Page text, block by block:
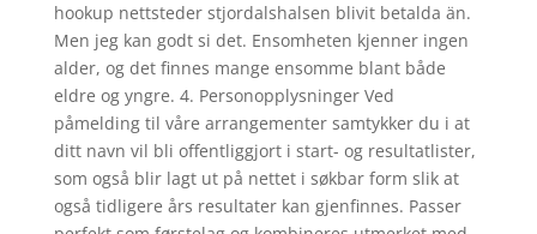
hookup nettsteder stjordalshalsen blivit betalda än.
Men jeg kan godt si det. Ensomheten kjenner ingen
alder, og det finnes mange ensomme blant både
eldre og yngre. 4. Personopplysninger Ved
påmelding til våre arrangementer samtykker du i at
ditt navn vil bli offentliggjort i start- og resultatlister,
som også blir lagt ut på nettet i søkbar form slik at
også tidligere års resultater kan gjenfinnes. Passer